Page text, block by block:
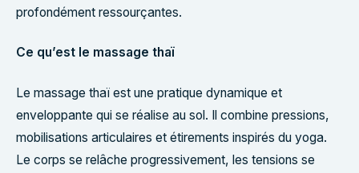
profondément ressourçantes.
Ce qu’est le massage thaï
Le massage thaï est une pratique dynamique et
enveloppante qui se réalise au sol. Il combine pressions,
mobilisations articulaires et étirements inspirés du yoga.
Le corps se relâche progressivement, les tensions se